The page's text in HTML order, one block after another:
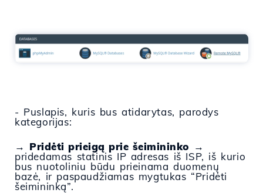
- Puslapis, kuris bus atidarytas, parodys
kategorijas:
→ Pridėti prieigą prie šeimininko →
pridedamas statinis IP adresas iš ISP, iš kurio
bus nuotoliniu būdu prieinama duomenų
bazė, ir paspaudžiamas mygtukas “Pridėti
šeimininką”.